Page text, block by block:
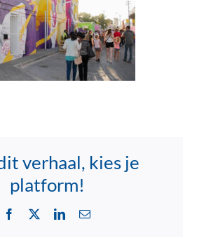
verhaal, kies je
platform!
Facebook LinkedInEmail